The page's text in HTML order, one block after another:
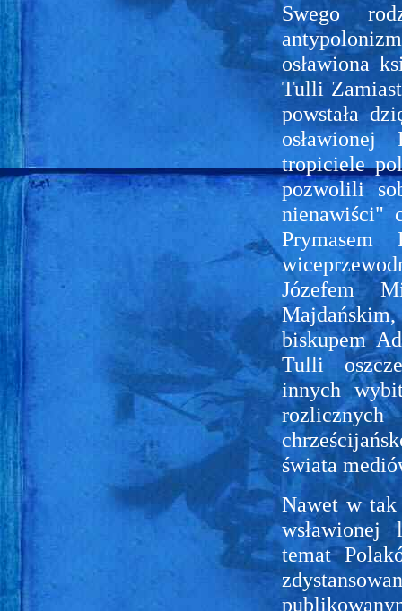
Swego
osławiona
Tulli
powstała
tropiciele
pozwolili
nienawiści"
Prymasem
Józefem
biskupem
Tulli
innych
świata
Nawet w
wsławionej
temat